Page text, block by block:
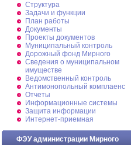
Структура
Задачи и функции
План работы
Документы
Проекты документов
Муниципальный контроль
Дорожный фонд Мирного
Cведения о муниципальном
имуществе
Ведомственный контроль
Антимонопольный комплаенс
Отчеты
Информационные системы
Защита информации
Интернет-приемная
ФЭУ администрации Мирного